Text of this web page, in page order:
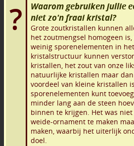
Waarom gebruiken jullie
niet zo'n fraai kristal?
Grote zoutkristallen kunnen
het zoutmengsel homogeen
weinig sporenelementen in
kristalstructuur kunnen
kristallen, het zout van onze
natuurlijke kristallen maar
voordeel van kleine kristallen
sporenelementen kunt
minder lang aan de steen
binnen te krijgen. Het was
weide-ornament te maken
maken, waarbij het uiterlijk
doel.